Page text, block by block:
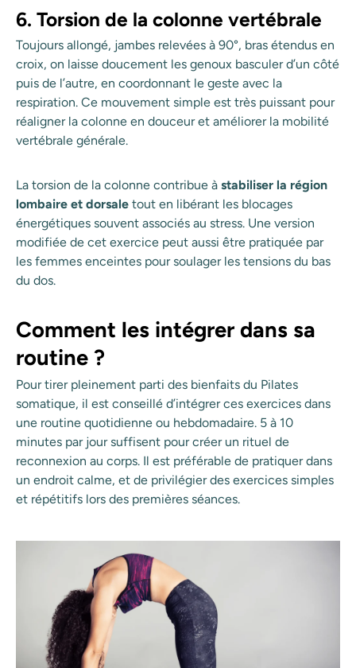
6. Torsion de la colonne vertébrale
Toujours allongé, jambes relevées à 90°, bras étendus en
croix, on laisse doucement les genoux basculer d’un côté
puis de l’autre, en coordonnant le geste avec la
respiration. Ce mouvement simple est très puissant pour
réaligner la colonne en douceur et améliorer la mobilité
vertébrale générale.
La torsion de la colonne contribue à stabiliser la région
lombaire et dorsale tout en libérant les blocages
énergétiques souvent associés au stress. Une version
modifiée de cet exercice peut aussi être pratiquée par
les femmes enceintes pour soulager les tensions du bas
du dos.
Comment les intégrer dans sa
routine ?
Pour tirer pleinement parti des bienfaits du Pilates
somatique, il est conseillé d’intégrer ces exercices dans
une routine quotidienne ou hebdomadaire. 5 à 10
minutes par jour suffisent pour créer un rituel de
reconnexion au corps. Il est préférable de pratiquer dans
un endroit calme, et de privilégier des exercices simples
et répétitifs lors des premières séances.